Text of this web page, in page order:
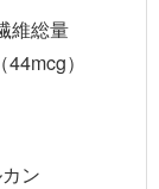
維総量
）
ン